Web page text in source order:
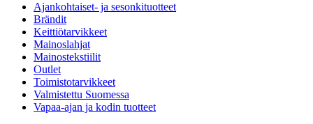
Ajankohtaiset- ja sesonkituotteet
Brändit
Keittiötarvikkeet
Mainoslahjat
Mainostekstiilit
Outlet
Toimistotarvikkeet
Valmistettu Suomessa
Vapaa-ajan ja kodin tuotteet